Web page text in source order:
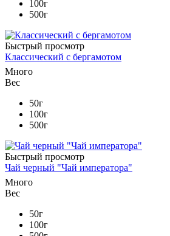
100г
500г
Быстрый просмотр
Классический с бергамотом
Много
Вес
50г
100г
500г
Быстрый просмотр
Чай черный "Чай императора"
Много
Вес
50г
100г